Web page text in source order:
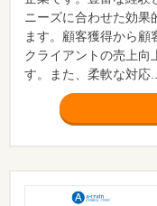
ニーズに合わせた効果
ます。顧客獲得から顧
クライアントの売上向
す。また、柔軟な対応...